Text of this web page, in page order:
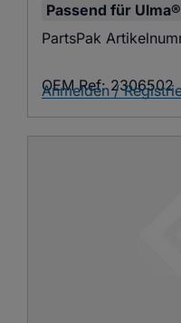
Passend für Ulma®
PartsPak
OEM Ref: 2306502
Anmelden /